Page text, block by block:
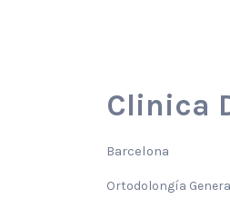
Clinica
Barcelona
Ortodolongía